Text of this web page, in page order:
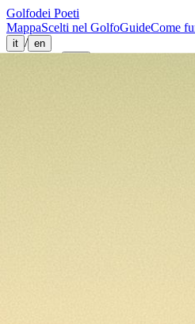
Golfodei Poeti
MappaScelti nel GolfoGuideCome
it / en